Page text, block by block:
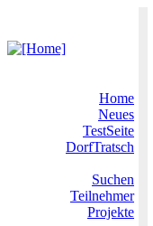
Home
Neues
TestSeite
DorfTratsch
Suchen
Teilnehmer
Projekte